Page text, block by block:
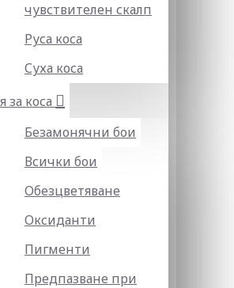
чувствителен скалп
Руса коса
Суха коса
за коса
Безамонячни бои
Всички бои
Обезцветяване
Оксиданти
Пигменти
Предпазване при